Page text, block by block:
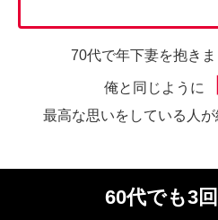
70代で年下妻を抱きま
俺と同じように
最高な思いをしている人が
60代でも3